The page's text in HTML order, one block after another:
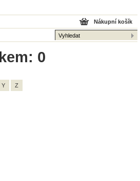
Nákupní košík
0
Y Z